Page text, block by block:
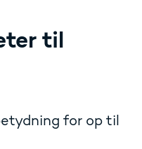
til
for op til